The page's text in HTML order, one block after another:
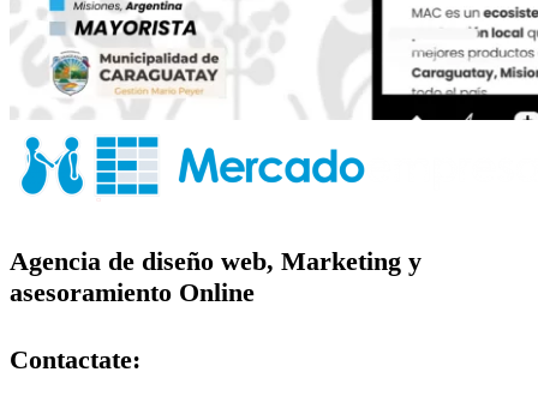
Agencia de diseño web, Marketing y
asesoramiento Online
Contactate: